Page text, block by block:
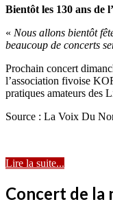
Bientôt les 130 ans de
« Nous allons bientôt
beaucoup de concerts
Prochain concert
l’association fivoise
pratiques amateurs des
Source : La Voix Du
Lire la suite...
Concert de la